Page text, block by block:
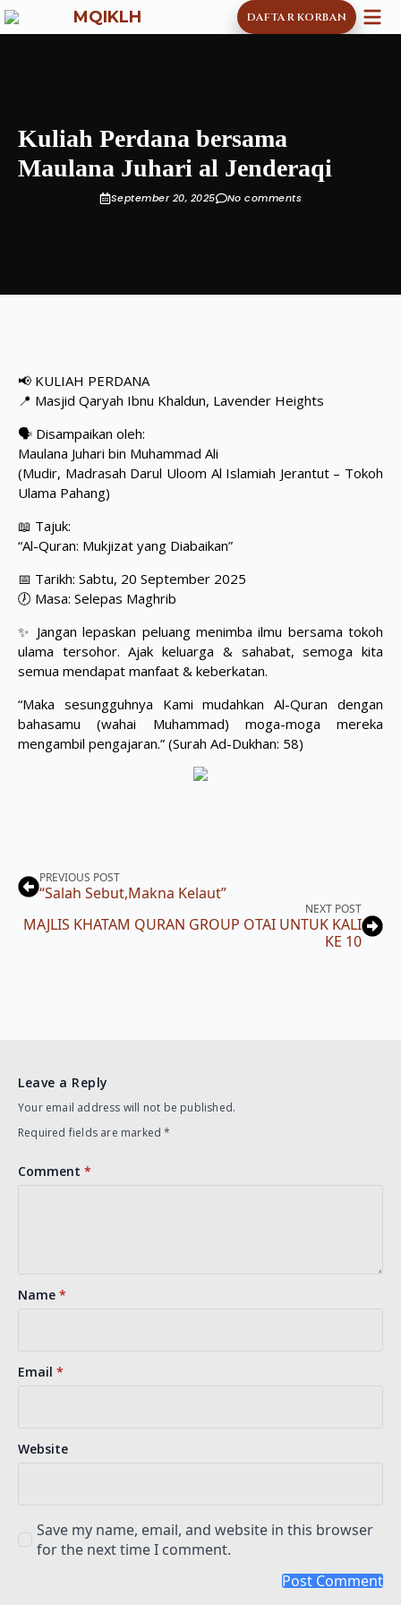
MQIKLH DAFTAR KORBAN
Kuliah Perdana bersama
Maulana Juhari al Jenderaqi
September 20, 2025 No comments
📢 KULIAH PERDANA
📍 Masjid Qaryah Ibnu Khaldun, Lavender Heights
🗣️ Disampaikan oleh:
Maulana Juhari bin Muhammad Ali
(Mudir, Madrasah Darul Uloom Al Islamiah Jerantut – Tokoh
Ulama Pahang)
📖 Tajuk:
“Al-Quran: Mukjizat yang Diabaikan”
📅 Tarikh: Sabtu, 20 September 2025
🕖 Masa: Selepas Maghrib
✨ Jangan lepaskan peluang menimba ilmu bersama tokoh
ulama tersohor. Ajak keluarga & sahabat, semoga kita
semua mendapat manfaat & keberkatan.
“Maka sesungguhnya Kami mudahkan Al-Quran dengan
bahasamu (wahai Muhammad) moga-moga mereka
mengambil pengajaran.” (Surah Ad-Dukhan: 58)
PREVIOUS POST
“Salah Sebut,Makna Kelaut”
NEXT POST
MAJLIS KHATAM QURAN GROUP OTAI UNTUK KALI
KE 10
Leave a Reply
Your email address will not be published.
Required fields are marked*
Comment *
Name *
Email *
Website
Save my name, email, and website in this browser
for the next time I comment.